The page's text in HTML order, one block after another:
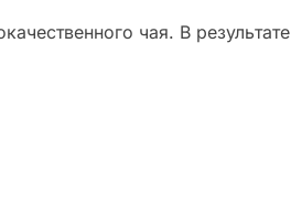
чая. В результате